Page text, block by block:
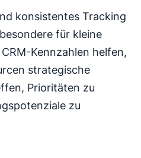
konsistentes Tracking
für kleine
Kennzahlen helfen,
strategische
Prioritäten zu
zu